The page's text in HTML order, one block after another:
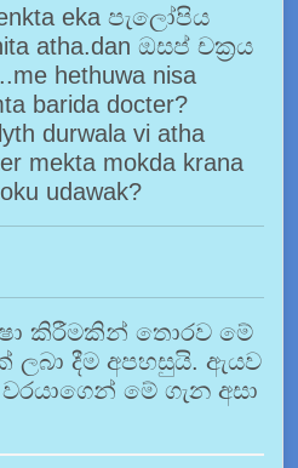
eka පැලෝපිය
atha.dan ඔසප් චක්‍රය
hethuwa nisa
barida docter?
durwala vi atha
mekta mokda krana
udawak?
කිරීමකින් තොරව මේ
ලබා දීම අපහසුයි. ඇයව
මේ ගැන අසා